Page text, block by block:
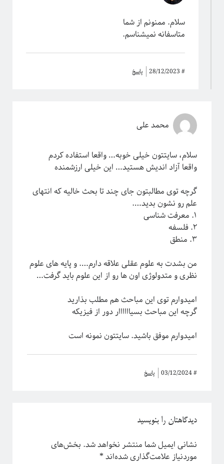
سلام. ممنونم از شما
متاسفانه نمیشناسم.
#
28/12/2023 پاسخ
محمد علی
سلام، سایتتون خیلی خوبه… واقعا استفاده کردم
واقعا آزاد اندیش هستید… این خیلی ارزشمنده
گرچه توی مطالبتون جای چند تا بحث خالیه که انتهای
علم رو نشون بدید….
۱. معرفت شناسی
۲. فلسفه
۳. منطق
من بشدت به علوم عقلی علاقه دارم…. و پایه های علوم
نظری و متدولوژی اون ها رو از این علوم باید گرفت…
امیدوارم توی این مباحث هم مطلب بذارید
گرچه این مباحث بسیاااااار دور از فیزیکه
امیدوارم موفق باشید. سایتتون نمونه است
#
03/12/2024 پاسخ
دیدگاهتان را بنویسید
نشانی ایمیل شما منتشر نخواهد شد. بخش‌های
موردنیاز علامت‌گذاری شده‌اند*